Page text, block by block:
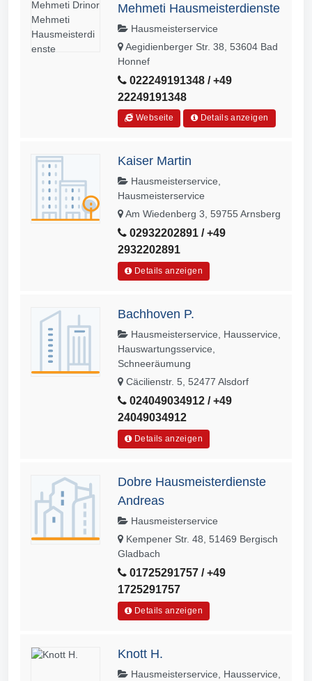
Mehmeti Hausmeisterdienste
Hausmeisterservice
Aegidienberger Str. 38, 53604 Bad
Honnef
022249191348 / +49
22249191348
Webseite Details anzeigen
Kaiser Martin
Hausmeisterservice,
Hausmeisterservice
Am Wiedenberg 3, 59755 Arnsberg
02932202891 / +49
2932202891
Details anzeigen
Bachhoven P.
Hausmeisterservice, Hausservice,
Hauswartungsservice,
Schneeräumung
Cäcilienstr. 5, 52477 Alsdorf
024049034912 / +49
24049034912
Details anzeigen
Dobre Hausmeisterdienste
Andreas
Hausmeisterservice
Kempener Str. 48, 51469 Bergisch
Gladbach
01725291757 / +49
1725291757
Details anzeigen
Knott H.
Hausmeisterservice, Hausservice,